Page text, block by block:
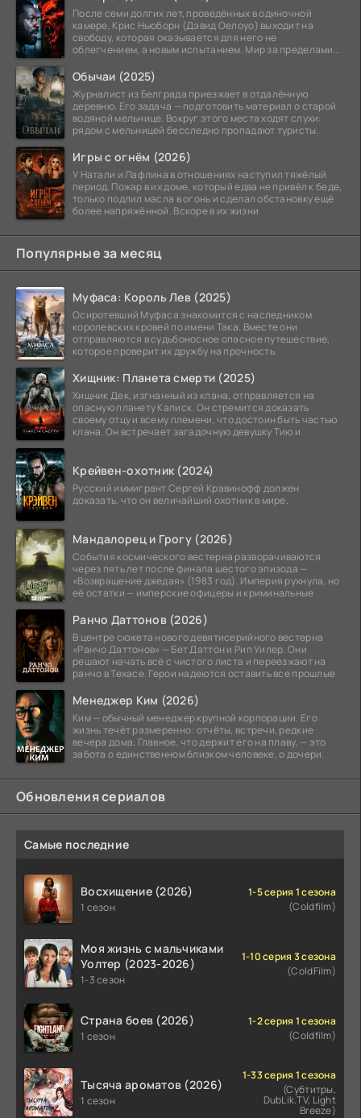
После семи долгих лет, проведённых в одиночной
камере, Крис Ньюборн (Дэвид Оелоуо) выходит на
свободу, которая оказывается для него не
облегчением, а новым испытанием. Мир за пределами
Обычаи (2025)
Журналист из Белграда приезжает в отдалённую
деревню. Его задача — подготовить материал о старой
водяной мельнице. Вокруг этого места ходят слухи:
рядом с мельницей бесследно пропадают туристы.
Игры с огнём (2026)
У Натали и Лафлина в отношениях наступил тяжёлый
период. Пожар в их доме, который едва не привёл к беде,
только подлил масла в огонь и сделал обстановку ещё
более напряжённой. Вскоре в их жизни
Популярные за месяц
Муфаса: Король Лев (2025)
Осиротевший Муфаса знакомится с наследником
королевских кровей по имени Така. Вместе они
отправляются в судьбоносное опасное путешествие,
которое проверит их дружбу на прочность.
Хищник: Планета смерти (2025)
Хищник Дек, изгнанный из клана, отправляется на
опасную планету Калиск. Он стремится доказать
своему отцу и всему племени, что достоин быть частью
клана. Он встречает загадочную девушку Тию и
Крейвен-охотник (2024)
Русский иммигрант Сергей Кравинофф должен
доказать, что он величайший охотник в мире.
Мандалорец и Грогу (2026)
События космического вестерна разворачиваются
через пять лет после финала шестого эпизода —
«Возвращение джедая» (1983 год). Империя рухнула, но
её остатки — имперские офицеры и криминальные
Ранчо Даттонов (2026)
В центре сюжета нового девятисерийного вестерна
«Ранчо Даттонов» — Бет Даттон и Рип Уилер. Они
решают начать всё с чистого листа и переезжают на
ранчо в Техасе. Герои надеются оставить все прошлые
Менеджер Ким (2026)
Ким — обычный менеджер крупной корпорации. Его
жизнь течёт размеренно: отчёты, встречи, редкие
вечера дома. Главное, что держит его на плаву, — это
забота о единственном близком человеке, о дочери.
Обновления сериалов
Самые последние
Восхищение (2026)
1 сезон
1-5 серия 1 сезона
(Coldfilm)
Моя жизнь с мальчиками
Уолтер (2023-2026)
1-3 сезон
1-10 серия 3 сезона
(ColdFilm)
Страна боев (2026)
1 сезон
1-2 серия 1 сезона
(Coldfilm)
Тысяча ароматов (2026)
1 сезон
1-33 серия 1 сезона
(Субтитры,
DubLik.TV, Light
Breeze)